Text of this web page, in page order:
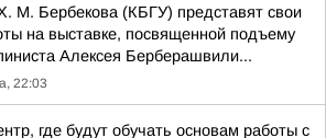
М. Бербекова (КБГУ) представят свои
на выставке, посвященной подъему
Алексея Берберашвили...
22:03
где будут обучать основам работы с